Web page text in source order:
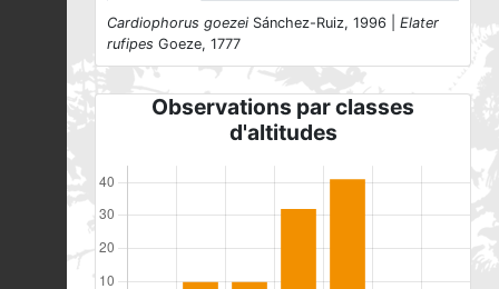
Cardiophorus goezei Sánchez-Ruiz, 1996 | Elater
rufipes Goeze, 1777
Observations par classes
d'altitudes